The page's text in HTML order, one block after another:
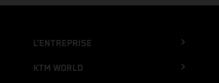
L’ENTREPRISE
KTM WORLD